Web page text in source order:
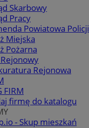
Skarbowy
Pracy
Powiatowa Policji
Miejska
Pożarna
Rejonowa
FIRM
firmę do katalogu
- Skup mieszkań